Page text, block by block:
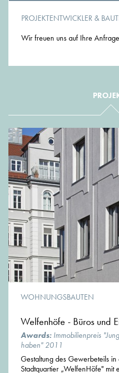
PROJEKTENTWICKLER &
Wir freuen uns auf Ihre
WOHNUNGSBAUTEN
Welfenhöfe - Büros und
Awards: Immobilienpreis
haben" 2011
Gestaltung des Gewerbeteils
Stadtquartier „WelfenHöfe" mit